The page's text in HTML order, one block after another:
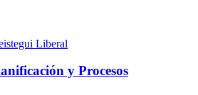
Liberal
y Procesos